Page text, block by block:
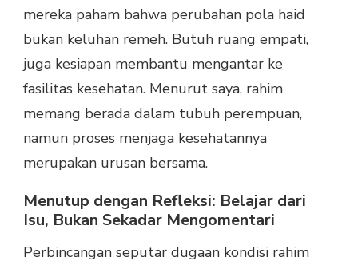
mereka paham bahwa perubahan pola haid
bukan keluhan remeh. Butuh ruang empati,
juga kesiapan membantu mengantar ke
fasilitas kesehatan. Menurut saya, rahim
memang berada dalam tubuh perempuan,
namun proses menjaga kesehatannya
merupakan urusan bersama.
Menutup dengan Refleksi: Belajar dari
Isu, Bukan Sekadar Mengomentari
Perbincangan seputar dugaan kondisi rahim